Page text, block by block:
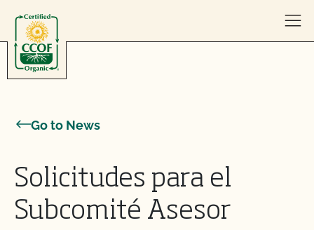
Go to News
Solicitudes para el
Subcomité Asesor